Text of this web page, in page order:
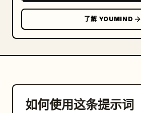
了解 YOUMIND
如何使用这条提示词